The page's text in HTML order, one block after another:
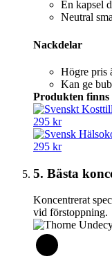
En kapsel
Neutral
Nackdelar
Högre pris
Kan ge
Produkten
295 kr
295 kr
5. Bästa
Koncentrerat
vid förstoppning.